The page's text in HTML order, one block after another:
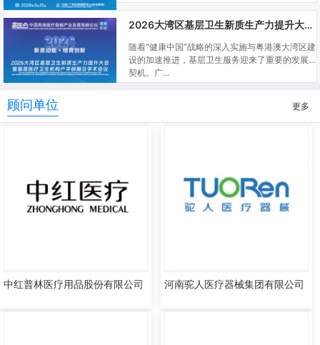
2026大湾区基层卫生新质生产力提升大会暨基层医疗卫生机构产学研融合学术会议
随着“健康中国”战略的深入实施与粤港澳大湾区建
设的加速推进，基层卫生服务迎来了重要的发展
契机。广...
顾问单位 更多
中红普林医疗用品股份有限公司 河南驼人医疗器械集团有限公司